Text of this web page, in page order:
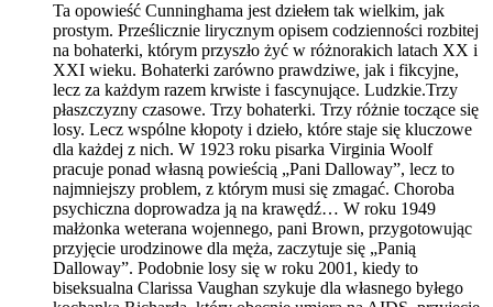
Ta opowieść Cunninghama jest dziełem tak wielkim, jak
prostym. Prześlicznie lirycznym opisem codzienności rozbitej
na bohaterki, którym przyszło żyć w różnorakich latach XX i
XXI wieku. Bohaterki zarówno prawdziwe, jak i fikcyjne,
lecz za każdym razem krwiste i fascynujące. Ludzkie.Trzy
płaszczyzny czasowe. Trzy bohaterki. Trzy różnie toczące się
losy. Lecz wspólne kłopoty i dzieło, które staje się kluczowe
dla każdej z nich. W 1923 roku pisarka Virginia Woolf
pracuje ponad własną powieścią „Pani Dalloway”, lecz to
najmniejszy problem, z którym musi się zmagać. Choroba
psychiczna doprowadza ją na krawędź… W roku 1949
małżonka weterana wojennego, pani Brown, przygotowując
przyjęcie urodzinowe dla męża, zaczytuje się „Panią
Dalloway”. Podobnie losy się w roku 2001, kiedy to
biseksualna Clarissa Vaughan szykuje dla własnego byłego